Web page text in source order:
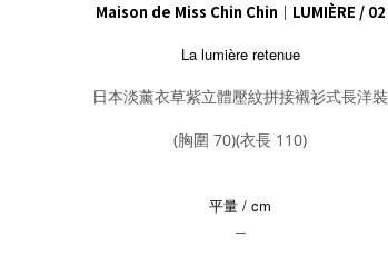
Maison de Miss Chin Chin｜LUMIÈRE / 02
La lumière retenue
日本淡薰衣草紫立體壓紋拼接襯衫式長洋裝
(胸圍 70)(衣長 110)
平量 / cm